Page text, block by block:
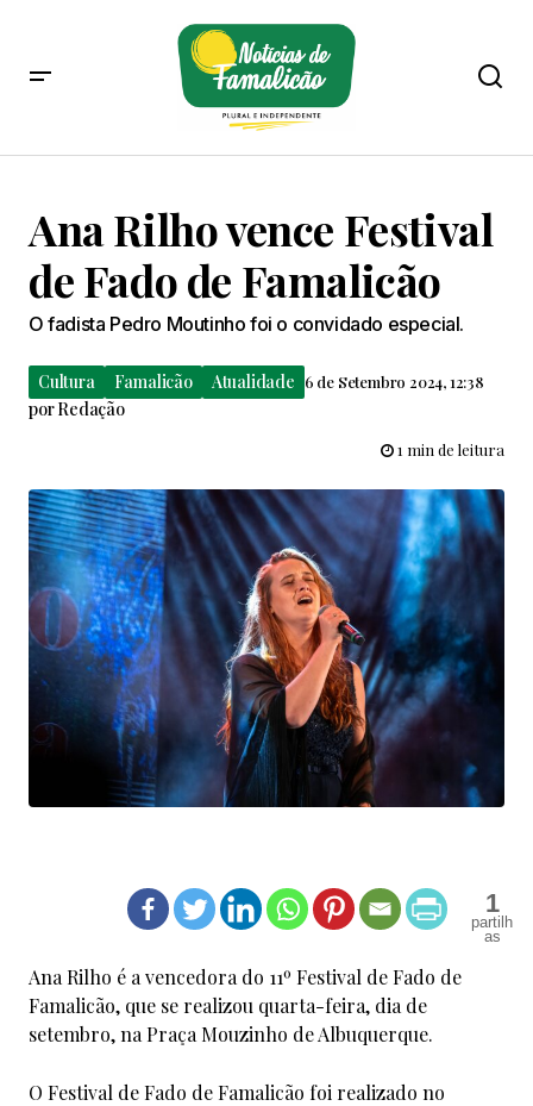
Ana Rilho vence Festival
de Fado de Famalicão
O fadista Pedro Moutinho foi o convidado especial.
Cultura Famalicão Atualidade 6 de Setembro 2024, 12:38
porRedação
1 min de leitura
1
Ana Rilho é a vencedora do 11º Festival de Fado de
Famalicão, que se realizou quarta-feira, dia de
setembro, na Praça Mouzinho de Albuquerque.
O Festival de Fado de Famalicão foi realizado no